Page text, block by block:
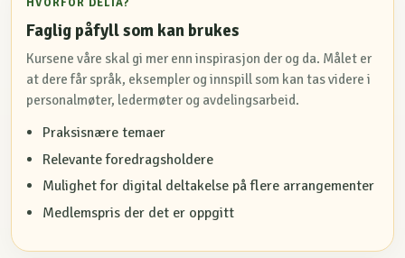
HVORFOR DELTA?
Faglig påfyll som kan brukes
Kursene våre skal gi mer enn inspirasjon der og da. Målet er
at dere får språk, eksempler og innspill som kan tas videre i
personalmøter, ledermøter og avdelingsarbeid.
Praksisnære temaer
Relevante foredragsholdere
Mulighet for digital deltakelse på flere arrangementer
Medlemspris der det er oppgitt